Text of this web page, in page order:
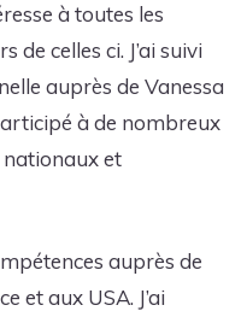
à toutes les
de celles ci. J’ai suivi
auprès de Vanessa
à de nombreux
nationaux et
auprès de
et aux USA. J’ai